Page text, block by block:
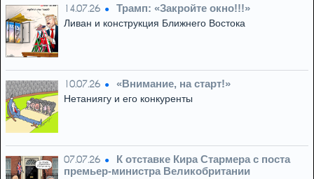
14.07.26 Трамп: «Закройте окно!!!»
Ливан и конструкция Ближнего Востока
10.07.26 «Внимание, на старт!»
Нетаниягу и его конкуренты
07.07.26
К отставке Кира Стармера с поста
премьер-министра Великобритании